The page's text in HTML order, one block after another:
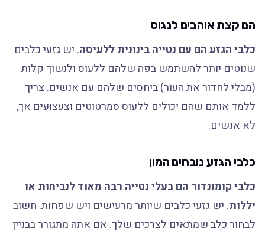
הם קצת אוהבים לנגוס
כלבי הגזע הם עם נטייה בינונית ללעיסה. יש גזעי כלבים
שנוטים יותר להשתמש בפה שלהם ללעוס ולנשוך קלות
(מבלי לחדור את העור) ביחסים שלהם עם אנשים. צריך
ללמד אותם שהם יכולים ללעוס סמרטוטים וצעצועים אך,
לא אנשים.
כלבי הגזע נובחים המון
כלבי קומונדור הם בעלי נטייה רבה מאוד לנביחות או
יללות. יש גזעי כלבים שיותר מרעישים ויש שפחות. חשוב
לבחור כלב שמתאים לצרכים שלך. אם אתה מתגורר בבניין